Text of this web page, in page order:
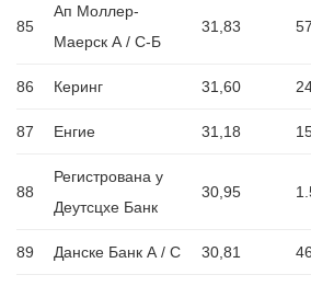
85
Ап Моллер-
Маерск А / С-Б
31,83
86 Керинг 31,60
87 Енгие 31,18
88
Регистрована у
Деутсцхе Банк
30,95
89 Данске Банк А / С 30,81